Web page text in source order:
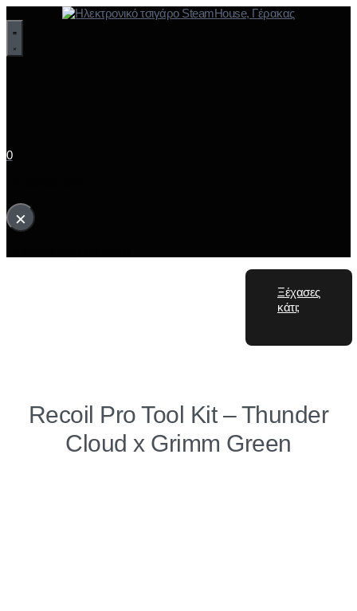
0
×
Ξέχασες
κάτι;
Recoil Pro Tool Kit – Thunder
Cloud x Grimm Green